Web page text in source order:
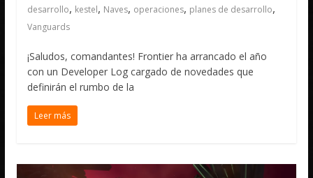
desarrollo, kestel, Naves, operaciones, planes de desarrollo,
Vanguards
¡Saludos, comandantes! Frontier ha arrancado el año
con un Developer Log cargado de novedades que
definirán el rumbo de la
Leer más